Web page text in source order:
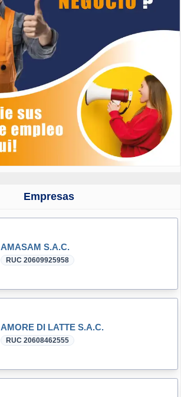
Empresas
AMASAM S.A.C.
RUC 20609925958
AMORE DI LATTE S.A.C.
RUC 20608462555